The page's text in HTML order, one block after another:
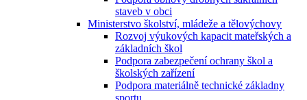
staveb v obci
Ministerstvo školství, mládeže a tělovýchovy
Rozvoj výukových kapacit mateřských a
základních škol
Podpora zabezpečení ochrany škol a
školských zařízení
Podpora materiálně technické základny
sportu